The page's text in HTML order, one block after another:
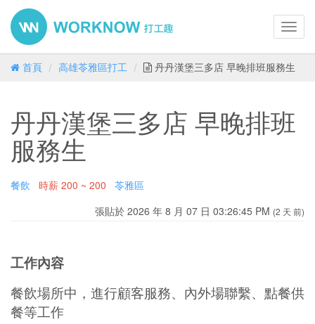
首頁 高雄苓雅區打工 丹丹漢堡三多店 早晚排班服務生
丹丹漢堡三多店 早晚排班
服務生
餐飲 時薪 200 ~ 200
苓雅區
張貼於 2026 年 8 月 07 日 03:26:45 PM (2 天 前)
工作內容
餐飲場所中，進行顧客服務、內外場聯繫、點餐供
餐等工作